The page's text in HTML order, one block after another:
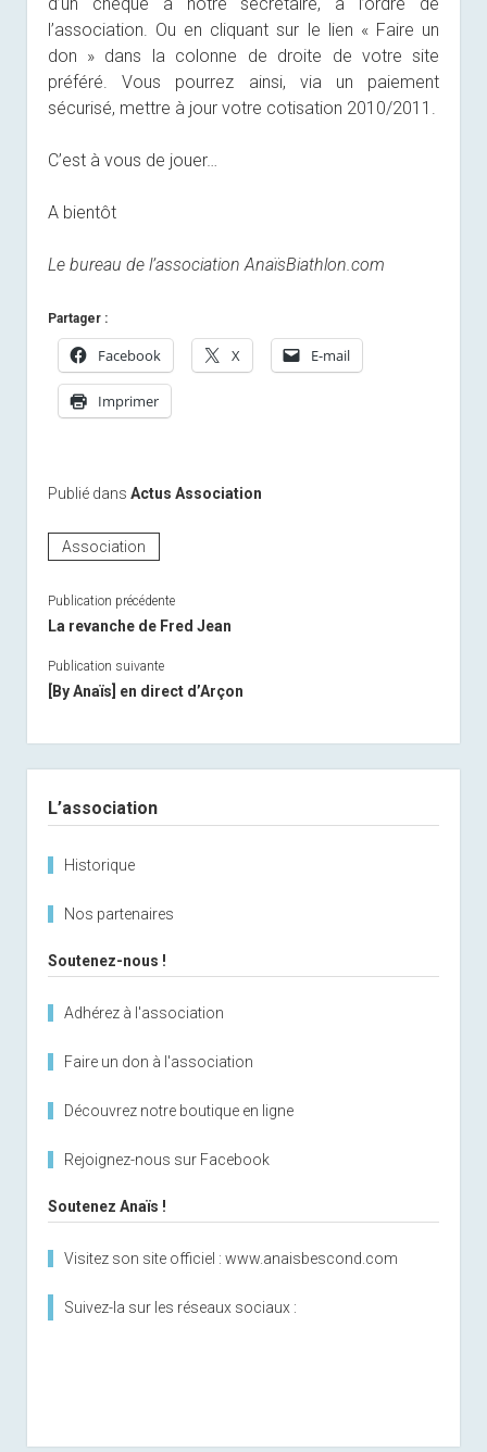
l’association. Ou en cliquant sur le lien « Faire un
don » dans la colonne de droite de votre site
préféré. Vous pourrez ainsi, via un paiement
sécurisé, mettre à jour votre cotisation 2010/2011.
C’est à vous de jouer…
A bientôt
Le bureau de l’association AnaïsBiathlon.com
Partager :
Facebook X E-mail
Imprimer
Publié dans Actus Association
Association
Publication précédente
La revanche de Fred Jean
Publication suivante
[By Anaïs] en direct d’Arçon
L’association
Historique
Nos partenaires
Soutenez-nous !
Adhérez à l'association
Faire un don à l'association
Découvrez notre boutique en ligne
Rejoignez-nous sur Facebook
Soutenez Anaïs !
Visitez son site officiel : www.anaisbescond.com
Suivez-la sur les réseaux sociaux :